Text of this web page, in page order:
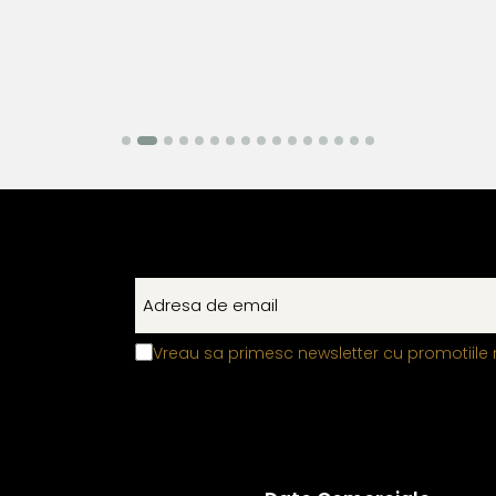
Vreau sa primesc newsletter cu promotiile